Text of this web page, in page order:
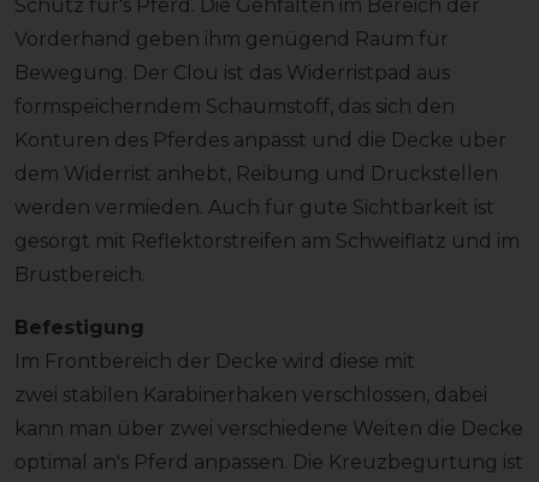
Schutz für's Pferd. Die Gehfalten im Bereich der
Vorderhand geben ihm genügend Raum für
Bewegung. Der Clou ist das Widerristpad aus
formspeicherndem Schaumstoff, das sich den
Konturen des Pferdes anpasst und die Decke über
dem Widerrist anhebt, Reibung und Druckstellen
werden vermieden. Auch für gute Sichtbarkeit ist
gesorgt mit Reflektorstreifen am Schweiflatz und im
Brustbereich.
Befestigung
Im Frontbereich der Decke wird diese mit
zwei stabilen Karabinerhaken verschlossen, dabei
kann man über zwei verschiedene Weiten die Decke
optimal an's Pferd anpassen. Die Kreuzbegurtung ist